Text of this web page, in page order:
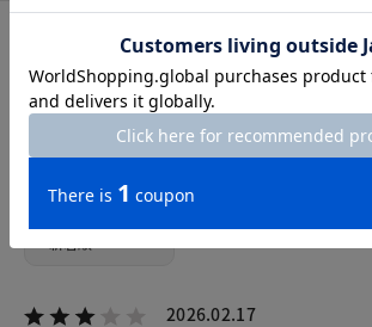
カスタマーレビュー
総合評価
2.6 3レビュー
2026.02.17